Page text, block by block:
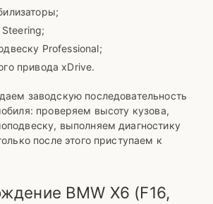
Professional;
привода xDrive.
заводскую последовательность
проверяем высоту кузова,
выполняем диагностику
после этого приступаем к
BMW X6 (F16,